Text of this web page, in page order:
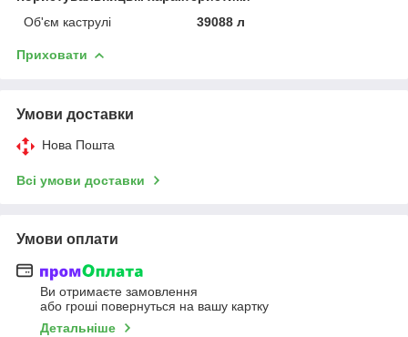
Об'єм каструлі
39088 л
Приховати
Умови доставки
Нова Пошта
Всі умови доставки
Умови оплати
Ви отримаєте замовлення
або гроші повернуться на вашу картку
Детальніше